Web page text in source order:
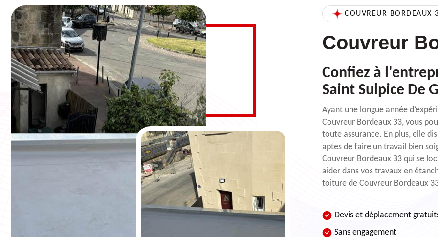
COUVREUR BORDEAUX
Couvreur
Confiez à
Saint Sulpice De
Ayant une longue année
Couvreur Bordeaux 33, vous
toute assurance. En plus, elle
aptes de faire un travail bien
Couvreur Bordeaux 33 qui se
aider dans vos travaux en
toiture de Couvreur Bordeaux
Devis et déplacement
Sans engagement